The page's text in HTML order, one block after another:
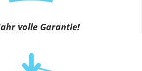
volle Garantie!